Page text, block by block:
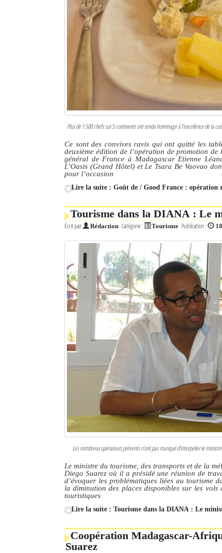
Les Petites Annonces
La Tribune de Diego en PDF
Identifiant oublié ?
Mot de passe oublié ?
Plus de 1 500 chefs sur 5 continents ont rendu hommage à l’excellence de la
Ce sont des convives ravis qui ont quitté les
deuxième édition de l’opération de promotion
général de France à Madagascar Etienne
L’Oasis (Grand Hôtel) et Le Tsara Be Vaovao
pour l’occasion
Lire la suite : Goût de / Good France : opération
Tourisme dans la DIANA : Le
Écrit par Rédaction Catégorie : Tourisme Publication :
Les nombreux opérateurs présents n’ont pas manqué d’interpeller le
Le ministre du tourisme, des transports et de la
Diego Suarez où il a présidé une réunion de
d’évoquer les problématiques liées au tourisme
la diminution des places disponibles sur les
touristiques
Lire la suite : Tourisme dans la DIANA : Le
Coopération Madagascar-
Suarez